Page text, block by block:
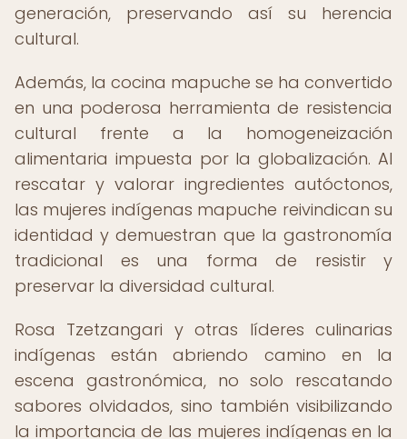
generación, preservando así su herencia
cultural.
Además, la cocina mapuche se ha convertido
en una poderosa herramienta de resistencia
cultural frente a la homogeneización
alimentaria impuesta por la globalización. Al
rescatar y valorar ingredientes autóctonos,
las mujeres indígenas mapuche reivindican su
identidad y demuestran que la gastronomía
tradicional es una forma de resistir y
preservar la diversidad cultural.
Rosa Tzetzangari y otras líderes culinarias
indígenas están abriendo camino en la
escena gastronómica, no solo rescatando
sabores olvidados, sino también visibilizando
la importancia de las mujeres indígenas en la